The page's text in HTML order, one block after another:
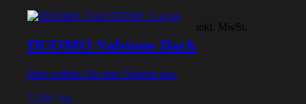
DUOMO Valstone Dark
Bitte wählen Sie eine Variante aus.
1,12€ /kg
inkl. MwSt.